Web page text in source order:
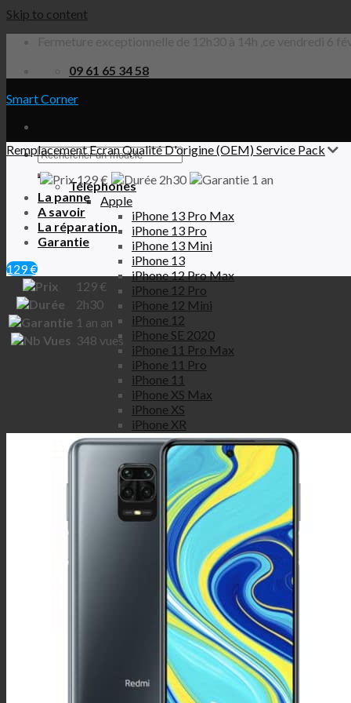
Skip to content
09 61 65 34 58
Smart Corner
Téléphones
Apple
iPhone 13 Pro Max
iPhone 13 Pro
iPhone 13 Mini
iPhone 13
iPhone 12 Pro Max
iPhone 12 Pro
iPhone 12 Mini
iPhone 12
iPhone SE 2020
iPhone 11 Pro Max
iPhone 11 Pro
iPhone 11
iPhone XS Max
iPhone XS
iPhone XR
iPhone X
iPhone 8 Plus
iPhone 8
iPhone 7 Plus
iPhone 7
iPhone SE
iPhone 6S Plus
iPhone 6S
iPhone 6 Plus
iPhone 6
iPhone 5S
iPhone 5C
iPhone 5
iPhone 4S
iPhone 4
Honor view
Honor View 20
Remplacement Ecran Qualité D'origine (OEM) Service Pack
129 €
2h30
1 an
La panne
A savoir
La réparation
Garantie
129 €
129 €
2h30
1 an an
348 vues